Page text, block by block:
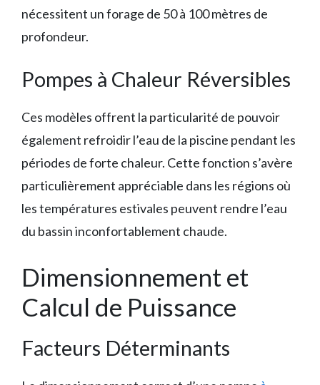
nécessitent un forage de 50 à 100 mètres de
profondeur.
Pompes à Chaleur Réversibles
Ces modèles offrent la particularité de pouvoir
également refroidir l’eau de la piscine pendant les
périodes de forte chaleur. Cette fonction s’avère
particulièrement appréciable dans les régions où
les températures estivales peuvent rendre l’eau
du bassin inconfortablement chaude.
Dimensionnement et
Calcul de Puissance
Facteurs Déterminants